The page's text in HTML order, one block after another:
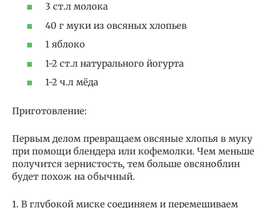
3 ст.л молока
40 г муки из овсяных хлопьев
1 яблоко
1-2 ст.л натурального йогурта
1-2 ч.л мёда
Приготовление:
Первым делом превращаем овсяные хлопья в муку
при помощи блендера или кофемолки. Чем меньше
получится зернистость, тем больше овсяноблин
будет похож на обычный.
1. В глубокой миске соединяем и перемешиваем